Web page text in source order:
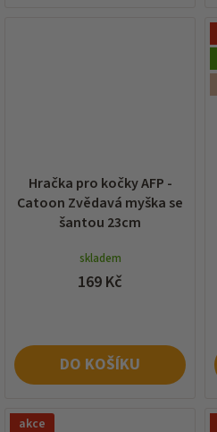
Hračka pro kočky AFP -
Catoon Zvědavá myška se
šantou 23cm
skladem
169 Kč
DO KOŠÍKU
akce